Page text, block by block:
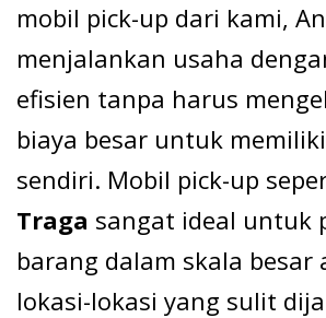
mobil pick-up dari kami,
menjalankan usaha
efisien tanpa harus
biaya besar untuk
sendiri. Mobil pick-up
Traga sangat ideal untuk
barang dalam skala besar
lokasi-lokasi yang sulit